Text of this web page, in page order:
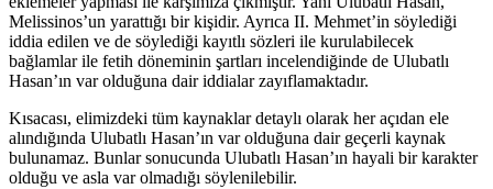
Melissinos’un yarattığı bir kişidir. Ayrıca II. Mehmet’in söylediği
iddia edilen ve de söylediği kayıtlı sözleri ile kurulabilecek
bağlamlar ile fetih döneminin şartları incelendiğinde de Ulubatlı
Hasan’ın var olduğuna dair iddialar zayıflamaktadır.
Kısacası, elimizdeki tüm kaynaklar detaylı olarak her açıdan ele
alındığında Ulubatlı Hasan’ın var olduğuna dair geçerli kaynak
bulunamaz. Bunlar sonucunda Ulubatlı Hasan’ın hayali bir karakter
olduğu ve asla var olmadığı söylenilebilir.